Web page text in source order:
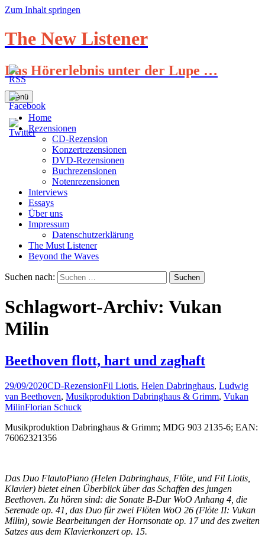
Zum Inhalt springen
The New Listener
Das Hörerlebnis unter der Lupe …
Menü
Home
Rezensionen
CD-Rezension
Konzertrezensionen
DVD-Rezensionen
Buchrezensionen
Notenrezensionen
Interviews
Essays
Über uns
Impressum
Datenschutzerklärung
The Must Listener
Beyond the Waves
Suchen nach:
Schlagwort-Archiv: Vukan
Milin
Beethoven flott, hart und zaghaft
29/09/2020CD-RezensionFil Liotis, Helen Dabringhaus, Ludwig
van Beethoven, Musikproduktion Dabringhaus & Grimm, Vukan
MilinFlorian Schuck
Musikproduktion Dabringhaus & Grimm; MDG 903 2135-6; EAN:
76062321356
Das Duo FlautoPiano (Helen Dabringhaus, Flöte, und Fil Liotis,
Klavier) bietet einen Überblick über das Schaffen des jungen
Beethoven. Zu hören sind: die Sonate B-Dur WoO Anhang 4, die
Serenade op. 41, das Duo für zwei Flöten WoO 26 (Flöte II: Vukan
Milin), sowie Bearbeitungen der Hornsonate op. 17 und des zweiten
Satzes aus dem Klavierkonzert op. 15.